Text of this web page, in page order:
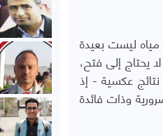
مياه ليست بعيدة
يحتاج إلى فتح،
عكسية - إذ
وذات فائدة